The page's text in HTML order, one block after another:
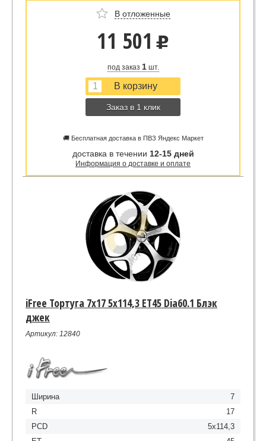
В отложенные
11 501 u
под заказ 1шт.
Заказ в 1 клик
🚚 Бесплатная доставка в ПВЗ Яндекс Маркет
доставка в течении 12-15 дней
Информация о доставке и оплате
iFree Тортуга 7x17 5x114,3 ET45 Dia60.1 Блэк
джек
Артикул: 12840
Ширина
7
R
17
PCD
5x114,3